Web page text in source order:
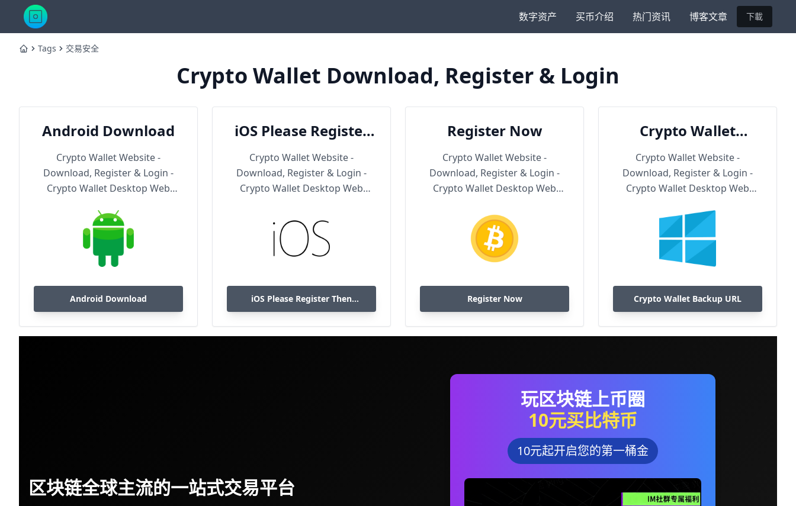
数字资产 买币介绍 热门资讯 博客文章 下載
HomeTags 交易安全
Crypto Wallet Download, Register & Login
Android Download
Crypto Wallet Website -
Download, Register & Login -
Crypto Wallet Desktop Web
Android Download
iOS Please Register
Then Download
Crypto Wallet Website -
Download, Register & Login -
Crypto Wallet Desktop Web
iOS Please Register Then
Download
Register Now
Crypto Wallet Website -
Download, Register & Login -
Crypto Wallet Desktop Web
Register Now
Crypto Wallet
Backup URL
Crypto Wallet Website -
Download, Register & Login -
Crypto Wallet Desktop Web
Crypto Wallet Backup URL
区块链全球主流的一站式交易平台
玩区块链上币圈
10元买比特币
10元起开启您的第一桶金